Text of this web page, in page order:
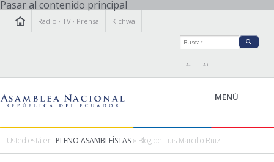
Pasar al contenido principal
Radio ·TV · Prensa Kichwa
A- A+
MENÚ
Usted está en: PLENO ASAMBLEÍSTAS » Blog de Luis Marcillo Ruiz